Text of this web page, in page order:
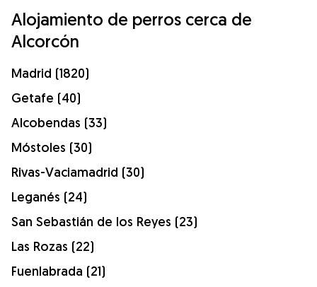
Alojamiento de perros cerca de
Alcorcón
Madrid (1820)
Getafe (40)
Alcobendas (33)
Móstoles (30)
Rivas-Vaciamadrid (30)
Leganés (24)
San Sebastián de los Reyes (23)
Las Rozas (22)
Fuenlabrada (21)